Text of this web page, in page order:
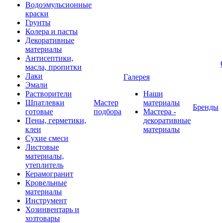
Водоэмульсионные
краски
Грунты
Колера и пасты
Декоративные
материалы
Антисептики,
масла, пропитки
Лаки
Эмали
Растворители
Шпатлевки
готовые
Пены, герметики,
клеи
Сухие смеси
Листовые
материалы,
утеплитель
Керамогранит
Кровельные
материалы
Инструмент
Хозинвентарь и
хозтовары
Мастер
подбора
Галерея
Наши
материалы
Мастера -
декоративные
материалы
Бренды